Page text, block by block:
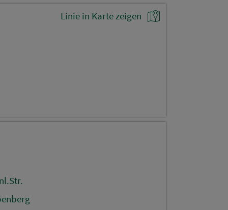
Linie in Karte zeigen